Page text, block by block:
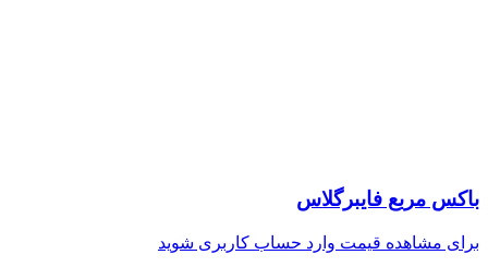
باکس مربع فایبرگلاس
برای مشاهده قیمت وارد حساب کاربری شوید